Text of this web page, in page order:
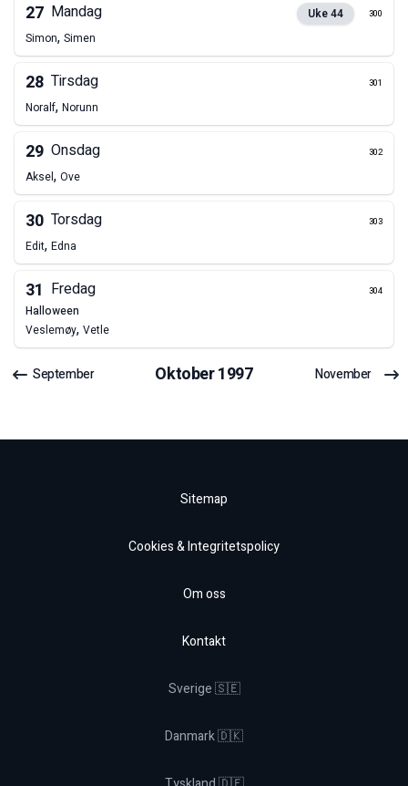
27 Mandag Uke44 300
Simon, Simen
28 Tirsdag 301
Noralf, Norunn
29 Onsdag 302
Aksel, Ove
30 Torsdag 303
Edit, Edna
31 Fredag 304
halloween
Veslemøy, Vetle
September Oktober1997 November
Sitemap
Cookies & Integritetspolicy
Om oss
Kontakt
Sverige 🇸🇪
Danmark 🇩🇰